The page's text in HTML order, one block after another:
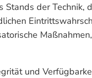
der
und